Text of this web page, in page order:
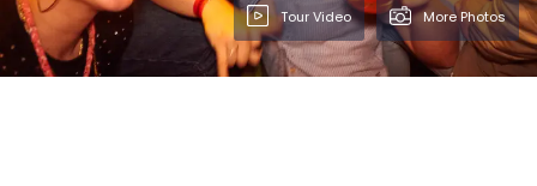
Tour Video More Photos